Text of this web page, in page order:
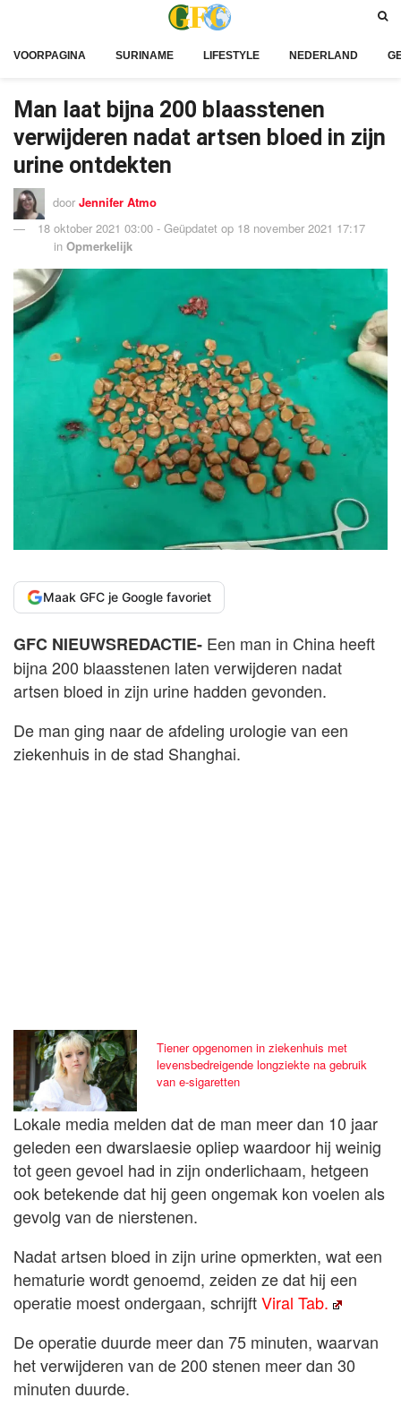
VOORPAGINA SURINAME LIFESTYLE NEDERLAND
Man laat bijna 200 blaasstenen
verwijderen nadat artsen bloed in zijn
urine ontdekten
door Jennifer Atmo
18 oktober 2021 03:00 - Geüpdatet op 18 november 2021 17:17
in Opmerkelijk
Maak GFC je Google favoriet
GFC NIEUWSREDACTIE- Een man in China heeft
bijna 200 blaasstenen laten verwijderen nadat
artsen bloed in zijn urine hadden gevonden.
De man ging naar de afdeling urologie van een
ziekenhuis in de stad Shanghai.
Tiener opgenomen in ziekenhuis met
levensbedreigende longziekte na gebruik
van e-sigaretten
Lokale media melden dat de man meer dan 10 jaar
geleden een dwarslaesie opliep waardoor hij weinig
tot geen gevoel had in zijn onderlichaam, hetgeen
ook betekende dat hij geen ongemak kon voelen als
gevolg van de nierstenen.
Nadat artsen bloed in zijn urine opmerkten, wat een
hematurie wordt genoemd, zeiden ze dat hij een
operatie moest ondergaan, schrijftViral Tab.
De operatie duurde meer dan 75 minuten, waarvan
het verwijderen van de 200 stenen meer dan 30
minuten duurde.